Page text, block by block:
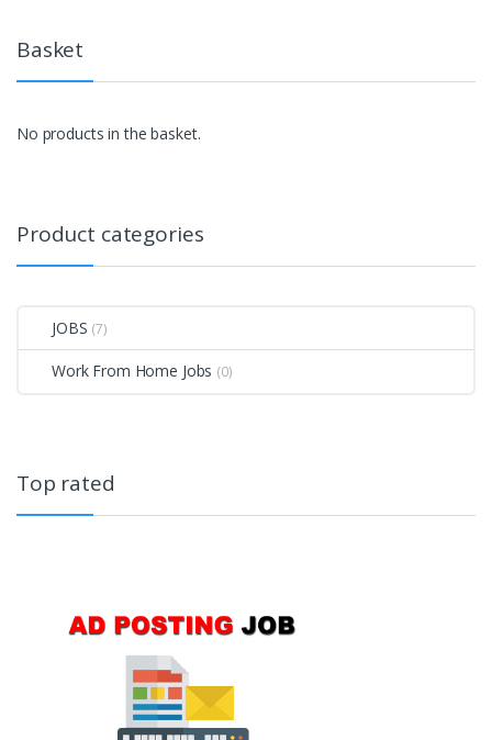
Basket
No products in the basket.
Product categories
JOBS (7)
Work From Home Jobs (0)
Top rated